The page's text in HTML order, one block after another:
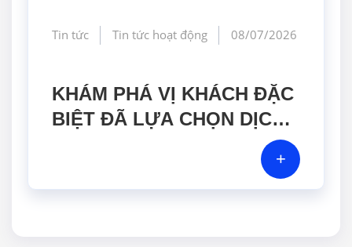
Tin tức Tin tức hoạt động 08/07/2026
KHÁM PHÁ VỊ KHÁCH ĐẶC
BIỆT ĐÃ LỰA CHỌN DỊCH
VỤ HIỆU CHUẨN TẠI GERA
+